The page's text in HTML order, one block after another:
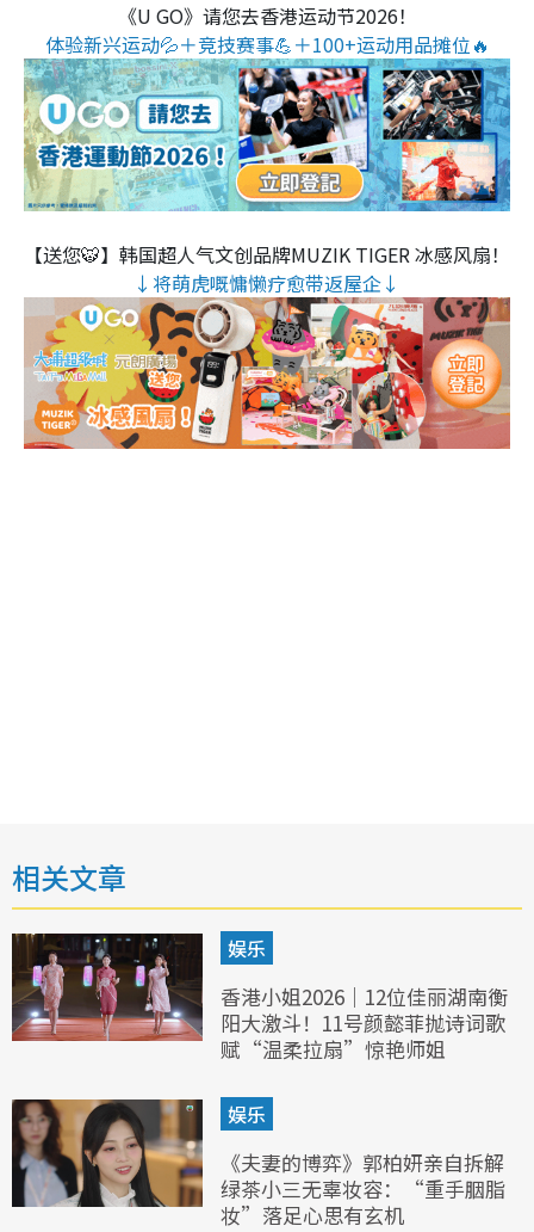
《U GO》请您去香港运动节2026！
体验新兴运动💦＋竞技赛事💪＋100+运动用品摊位🔥
【送您🐯】韩国超人气文创品牌MUZIK TIGER 冰感风扇！
↓将萌虎嘅慵懒疗愈带返屋企↓
相关文章
娱乐
香港小姐2026｜12位佳丽湖南衡
阳大激斗！11号颜懿菲抛诗词歌
赋“温柔拉扇”惊艳师姐
娱乐
《夫妻的博弈》郭柏妍亲自拆解
绿茶小三无辜妆容：“重手胭脂
妆”落足心思有玄机